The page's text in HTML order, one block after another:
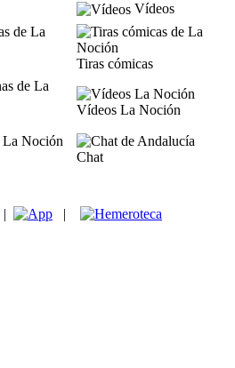
Vídeos
Tiras cómicas
Vídeos La Noción
Chat
| |